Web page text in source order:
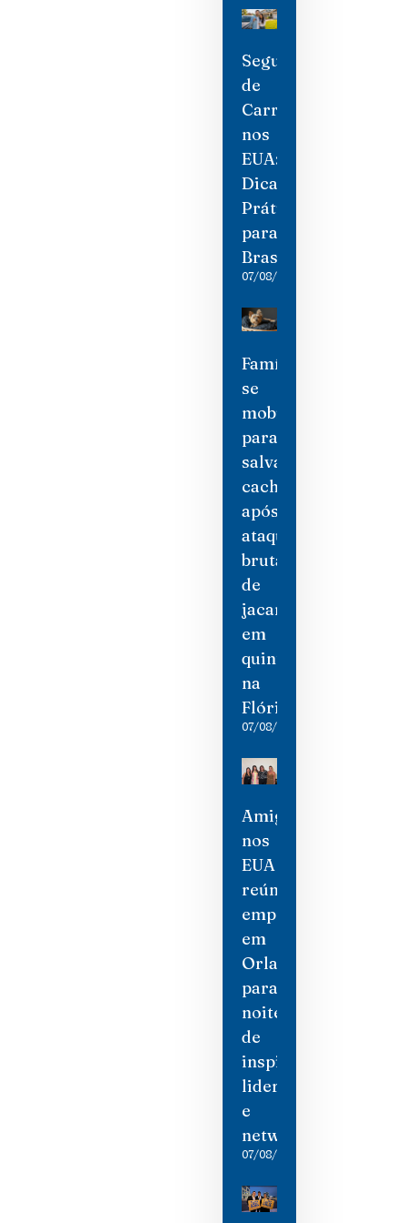
Seguro
de
Carro
nos
EUA:
Dicas
Práticas
para
Brasileiros
07/08/2026
Família
se
mobiliza
para
salvar
cachorro
após
ataque
brutal
de
jacaré
em
quintal
na
Flórida
07/08/2026
Amigas
nos
EUA
reúne
empresárias
em
Orlando
para
noite
de
inspiração,
liderança
e
networking
07/08/2026